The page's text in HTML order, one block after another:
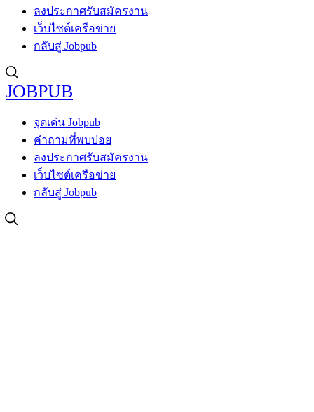
ลงประกาศรับสมัครงาน
เว็บไซต์เครือข่าย
กลับสู่ Jobpub
JOBPUB
จุดเด่น Jobpub
คำถามที่พบบ่อย
ลงประกาศรับสมัครงาน
เว็บไซต์เครือข่าย
กลับสู่ Jobpub